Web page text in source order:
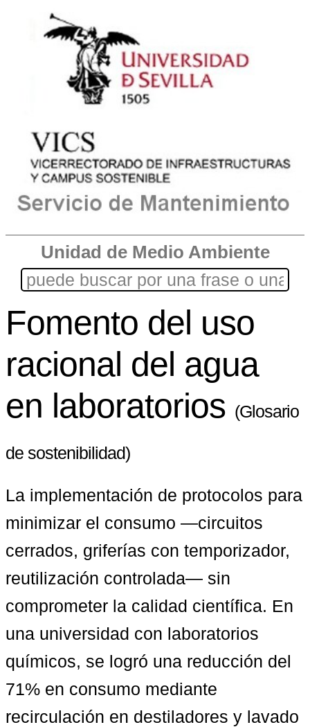
Unidad de Medio Ambiente
Fomento del uso
racional del agua
en laboratorios (Glosario
de sostenibilidad)
La implementación de protocolos para
minimizar el consumo —circuitos
cerrados, griferías con temporizador,
reutilización controlada— sin
comprometer la calidad científica. En
una universidad con laboratorios
químicos, se logró una reducción del
71% en consumo mediante
recirculación en destiladores y lavado